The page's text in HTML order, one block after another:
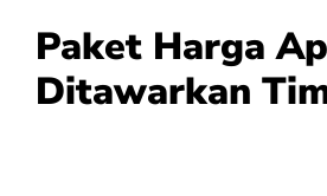
Paket Harga
Ditawarkan